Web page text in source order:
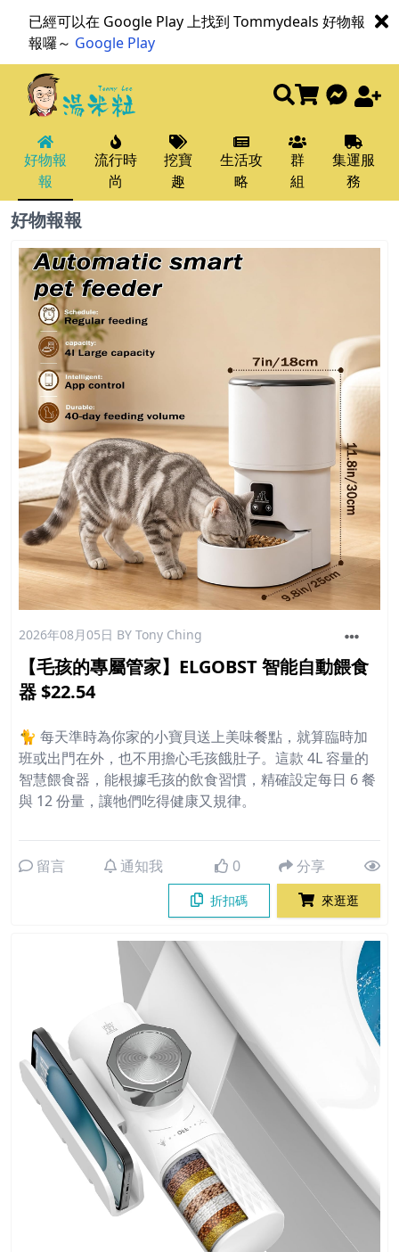
已經可以在 Google Play 上找到 Tommydeals 好物報
報囉～ Google Play
好物報
報
流行時
尚
挖寶
趣
生活攻
略
群
組
集運服
務
好物報報
好物報報
流行時尚
挖寶趣
生活攻略
群組集運服務
2026年08月05日 BY Tony Ching
【毛孩的專屬管家】ELGOBST 智能自動餵食
器 $22.54
🐈 每天準時為你家的小寶貝送上美味餐點，就算臨時加
班或出門在外，也不用擔心毛孩餓肚子。這款 4L 容量的
智慧餵食器，能根據毛孩的飲食習慣，精確設定每日 6 餐
與 12 份量，讓牠們吃得健康又規律。
留言 通知我 0 分享
折扣碼 來逛逛